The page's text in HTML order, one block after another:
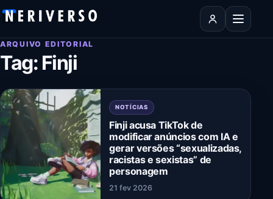
Pular para o conteúdo
Abrir
ARQUIVO EDITORIAL
Tag: Finji
NOTÍCIAS
Finji acusa TikTok de
modificar anúncios com IA e
gerar versões “sexualizadas,
racistas e sexistas” de
personagem
21 fev 2026